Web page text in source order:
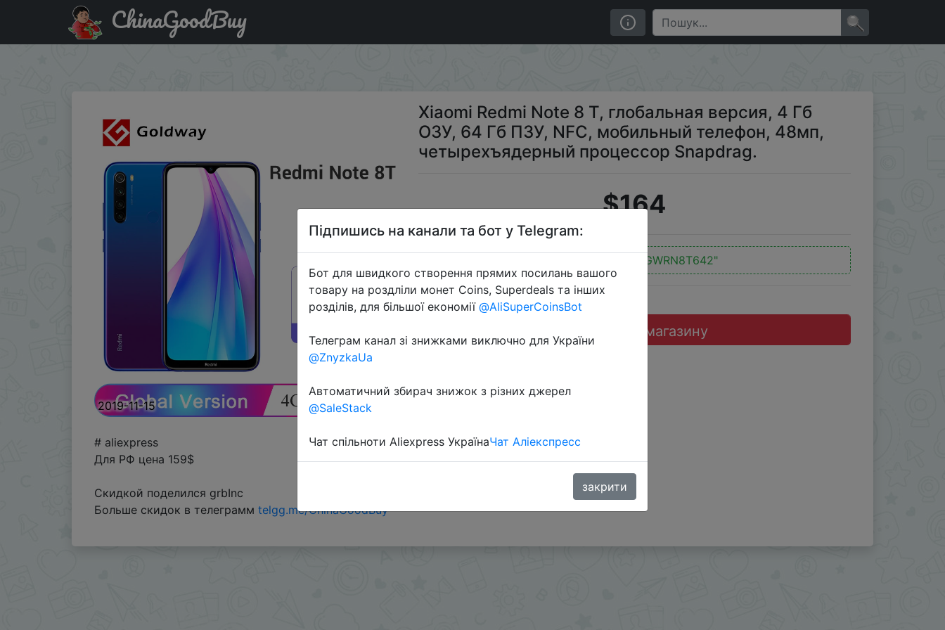
Паридбати з промокодом GWRN8T642 Xiaomi Redmi Note 8 T, глобальная версия, 4 Гб ОЗУ, 64 Гб ПЗУ, NFC, мобильный телефон, 48мп, четырехъядерный процессор
ChinaGoodBuy
2019-11-15
Xiaomi Redmi Note 8 T, глобальная версия, 4 Гб
ОЗУ, 64 Гб ПЗУ, NFC, мобильный телефон, 48мп,
четырехъядерный процессор Snapdrag.
$164
"GWRN8T642"
Перейти до магазину
# aliexpress
Для РФ цена 159$
Скидкой поделился grbInc
Больше скидок в телеграмм telgg.me/ChinaGoodBuy
Підпишись на канали та бот у Telegram:
Бот для швидкого створення прямих посилань вашого
товару на роздліли монет Coins, Superdeals та інших
розділів, для більшої економії @AliSuperCoinsBot
Телеграм канал зі знижками виключно для України
@ZnyzkaUa
Автоматичний збирач знижок з різних джерел
@SaleStack
Чат спільноти Aliexpress УкраїнаЧат Аліекспресс
закрити